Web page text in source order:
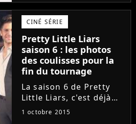
mercredi 30 septembre
2015, on s'est bien
marré devant la tenue
complètement dingue
et dénudée...
CINÉ SÉRIE
Pretty Little Liars
saison 6 : les photos
des coulisses pour la
fin du tournage
La saison 6 de Pretty
Little Liars, c'est déjà
terminé pour les
1 octobre 2015